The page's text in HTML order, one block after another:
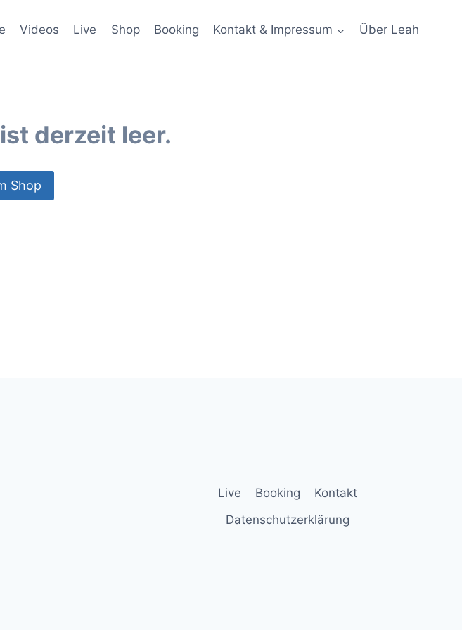
Videos Live Shop Booking Kontakt & Impressum Über Leah
derzeit leer.
Shop
Live Booking
Kontakt
Datenschutzerklärung